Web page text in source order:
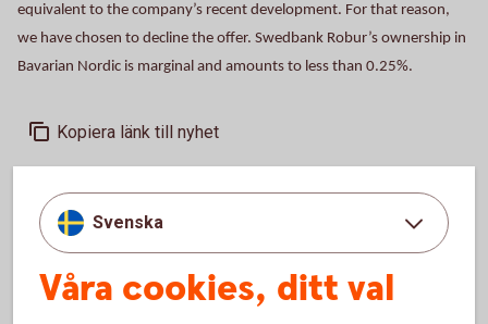
equivalent to the company’s recent development. For that reason,
we have chosen to decline the offer. Swedbank Robur’s ownership in
Bavarian Nordic is marginal and amounts to less than 0.25%.
Kopiera länk till nyhet
Svenska
Våra cookies, ditt val